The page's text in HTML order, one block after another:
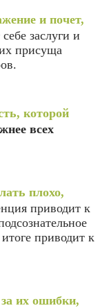
и почет,
заслуги и
присуща
которой
всех
плохо,
приводит к
приводит к
их ошибки,